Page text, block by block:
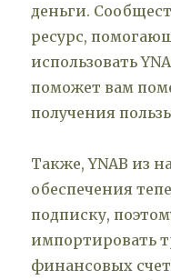
деньги.
ресурс,
использовать
поможет вам
получения
Также, YNAB из
обеспечения
подписку,
импортировать
финансовых